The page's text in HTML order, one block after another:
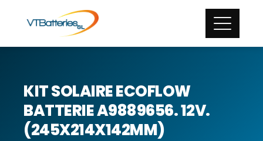
KIT SOLAIRE ECOFLOW
BATTERIE A9889656. 12V.
(245X214X142MM)